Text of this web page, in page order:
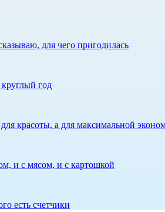
для чего пригодилась
год
красоты, а для максимальной
и с мясом, и с картошкой
есть счетчики